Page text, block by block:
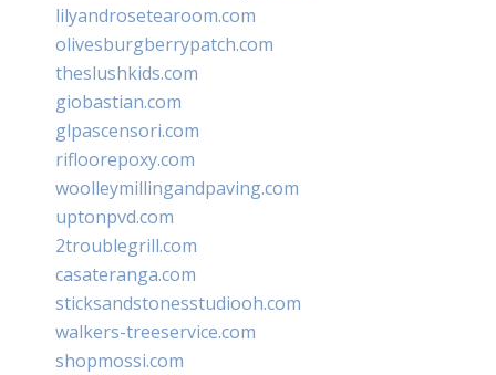
lilyandrosetearoom.com
olivesburgberrypatch.com
theslushkids.com
giobastian.com
glpascensori.com
rifloorepoxy.com
woolleymillingandpaving.com
uptonpvd.com
2troublegrill.com
casateranga.com
sticksandstonesstudiooh.com
walkers-treeservice.com
shopmossi.com